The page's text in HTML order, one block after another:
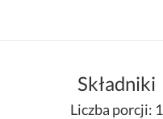
Składniki
Liczba porcji: 1